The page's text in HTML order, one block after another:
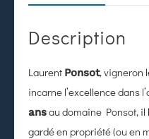
Description
Laurent Ponsot, vigneron
incarne l’excellence dans
ansau domaine Ponsot, il
gardé en propriété (ou en